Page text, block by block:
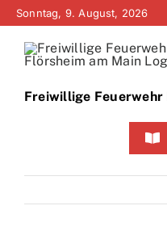
Zum
springen
Sonntag, 9. August, 2026
Freiwillige Feuerwehr
Home